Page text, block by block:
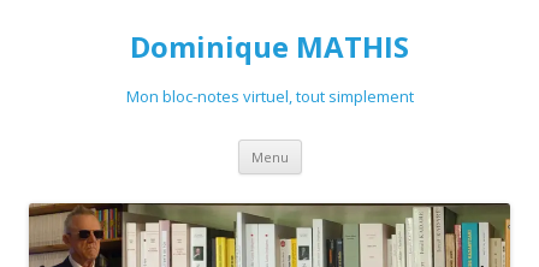
Dominique MATHIS
Mon bloc-notes virtuel, tout simplement
Menu Aller
contenu